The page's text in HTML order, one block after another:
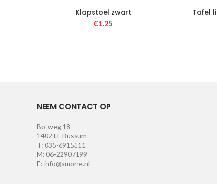
Klapstoel zwart
€1.25
Tafel
NEEM CONTACT OP
Botweg 18
1402 LE Bussum
T: 035-6915311
M: 06-22907199
E: info@smorre.nl